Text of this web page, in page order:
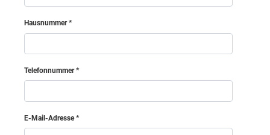
Hollabrunn
Krems (Land)
Hausnummer
Telefonnummer
E-Mail-Adresse